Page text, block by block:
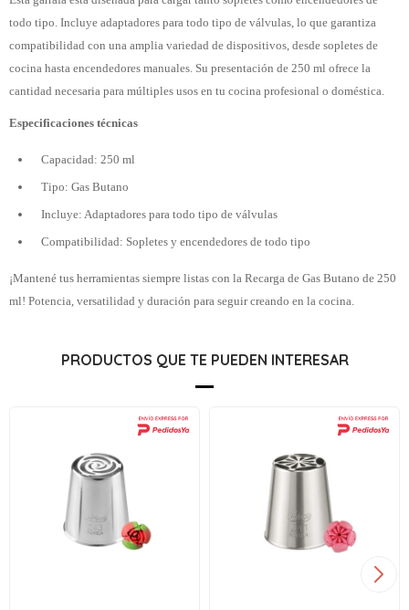
todo tipo. Incluye adaptadores para todo tipo de válvulas, lo que garantiza
compatibilidad con una amplia variedad de dispositivos, desde sopletes de
cocina hasta encendedores manuales. Su presentación de 250 ml ofrece la
cantidad necesaria para múltiples usos en tu cocina profesional o doméstica.
Especificaciones técnicas
Capacidad: 250 ml
Tipo: Gas Butano
Incluye: Adaptadores para todo tipo de válvulas
Compatibilidad: Sopletes y encendedores de todo tipo
¡Mantené tus herramientas siempre listas con la Recarga de Gas Butano de 250
ml! Potencia, versatilidad y duración para seguir creando en la cocina.
PRODUCTOS QUE TE PUEDEN INTERESAR